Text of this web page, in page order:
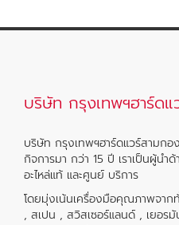
บริษัท กรุงเทพฯฮาร์ด
บริษัท กรุงเทพฯฮาร์ดแวร์สามกอ
กิจการมา กว่า 15 ปี เราเป็นผู้น
อะไหล่แท้ และศูนย์ บริการ
โดยมุ่งเน้นเครื่องมือคุณภาพจาก
, สเปน , สวิสเซอร์แลนด์ , เยอ